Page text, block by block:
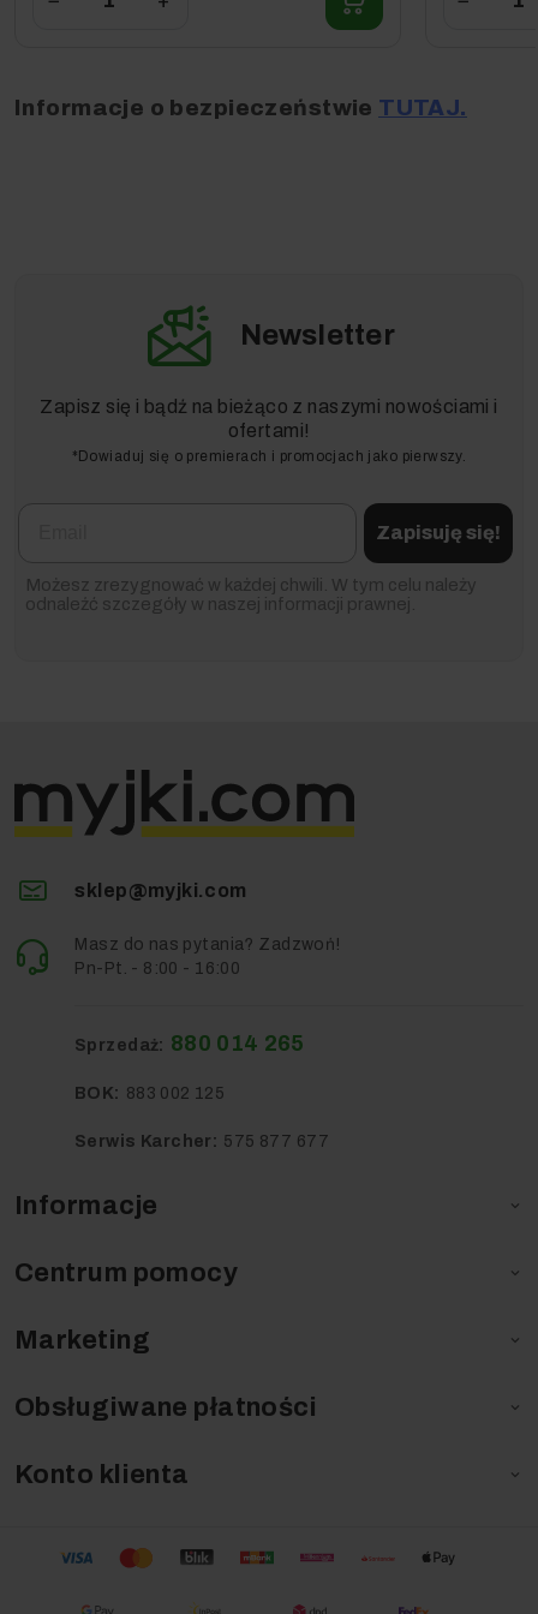
Informacje o bezpieczeństwie TUTAJ.
Newsletter
Zapisz się i bądź na bieżąco z naszymi nowościami i
ofertami!
*Dowiaduj się o premierach i promocjach jako pierwszy.
Zapisuję się!
Możesz zrezygnować w każdej chwili. W tym celu należy
odnaleźć szczegóły w naszej informacji prawnej.
Informacje 
Centrum pomocy 
Marketing 
Obsługiwane płatności 
Konto klienta 
sklep@myjki.com
Masz do nas pytania? Zadzwoń!
Pn-Pt. - 8:00 - 16:00
Sprzedaż: 880 014 265
BOK: 883 002 125
Serwis Karcher: 575 877 677